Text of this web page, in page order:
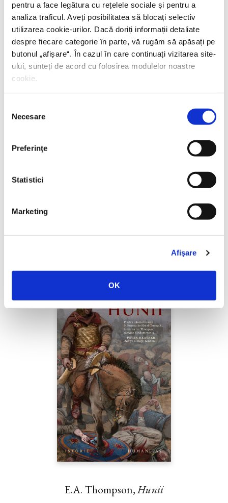
pentru a face legătura cu rețelele sociale și pentru a
analiza traficul. Aveți posibilitatea să blocați selectiv
utilizarea cookie-urilor. Dacă doriți informații detaliate
despre fiecare categorie în parte, vă rugăm să apăsați pe
butonul „afișare“. În cazul în care continuați vizitarea site-
ului, sunteți de acord cu folosirea modulelor noastre
cookie.
consimțământului
Necesare
Preferinţe
Statistici
Marketing
Afişare
OK
E.A. Thompson,Hunii